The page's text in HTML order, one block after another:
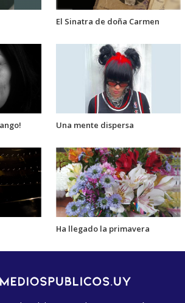
El Sinatra de doña Carmen
Una mente dispersa
Ha llegado la primavera